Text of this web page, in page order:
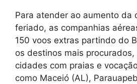
Para atender ao aumento da
feriado, as companhias
150 voos extras partindo do
os destinos mais
cidades com praias e
como Maceió (AL),